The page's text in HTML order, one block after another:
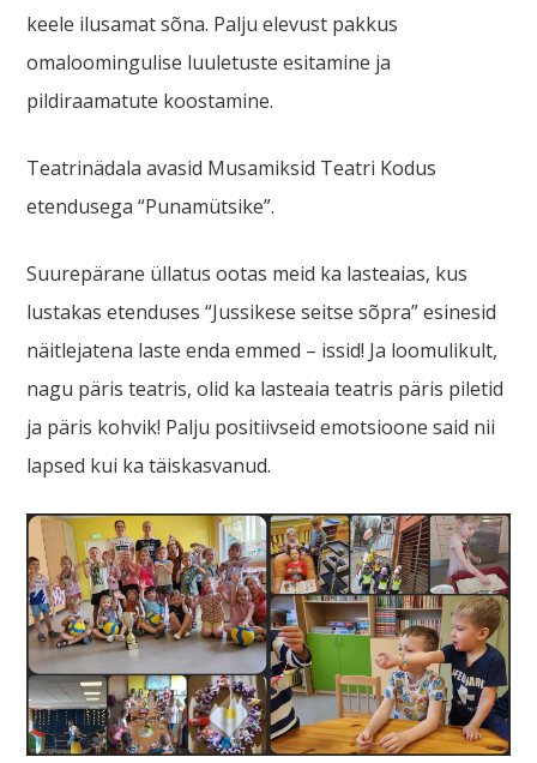
keele ilusamat sõna. Palju elevust pakkus
omaloomingulise luuletuste esitamine ja
pildiraamatute koostamine.
Teatrinädala avasid Musamiksid Teatri Kodus
etendusega “Punamütsike”.
Suurepärane üllatus ootas meid ka lasteaias, kus
lustakas etenduses “Jussikese seitse sõpra” esinesid
näitlejatena laste enda emmed – issid! Ja loomulikult,
nagu päris teatris, olid ka lasteaia teatris päris piletid
ja päris kohvik! Palju positiivseid emotsioone said nii
lapsed kui ka täiskasvanud.